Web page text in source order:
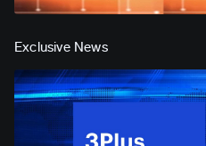
Exclusive News